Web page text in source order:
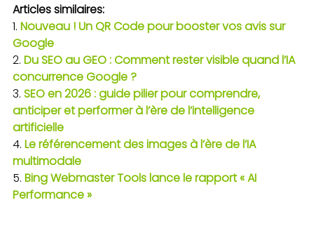
Articles similaires:
Nouveau ! Un QR Code pour booster vos avis sur
Google
Du SEO au GEO : Comment rester visible quand l’IA
concurrence Google ?
SEO en 2026 : guide pilier pour comprendre,
anticiper et performer à l’ère de l’intelligence
artificielle
Le référencement des images à l’ère de l’IA
multimodale
Bing Webmaster Tools lance le rapport « AI
Performance »